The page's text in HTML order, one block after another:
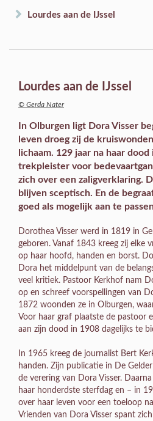
Lourdes aan de IJssel
Lourdes aan de IJssel
© Gerda Nater
In Olburgen ligt Dora Visser
leven droeg zij de
lichaam. 129 jaar na haar dood
trekpleister voor
zich over een zaligverklaring.
blijven sceptisch. En de
goed als mogelijk aan te
Dorothea Visser werd in 1819 in
geboren. Vanaf 1843 kreeg zij elke
op haar hoofd, handen en borst.
Dora het middelpunt van de
veel kritiek. Pastoor Kerkhof nam
op en schreef voorspellingen van
1872 woonden ze in Olburgen,
Voor haar graf plaatste de pastoor
aan zijn dood in 1908 dagelijks te
In 1965 kreeg de journalist Bert
handen. Zijn publicatie in De
de verering van Dora Visser.
haar honderdste sterfdag en – in
over haar leven voor een toeloop
Vrienden van Dora Visser spant